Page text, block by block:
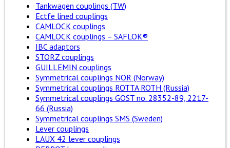
Tankwagen couplings (TW)
Ectfe lined couplings
CAMLOCK couplings
CAMLOCK couplings – SAFLOK®
IBC adaptors
STORZ couplings
GUILLEMIN couplings
Symmetrical couplings NOR (Norway)
Symmetrical couplings ROTTA ROTH (Russia)
Symmetrical couplings GOST no. 28352-89, 2217-
66 (Russia)
Symmetrical couplings SMS (Sweden)
Lever couplings
LAUX 42 lever couplings